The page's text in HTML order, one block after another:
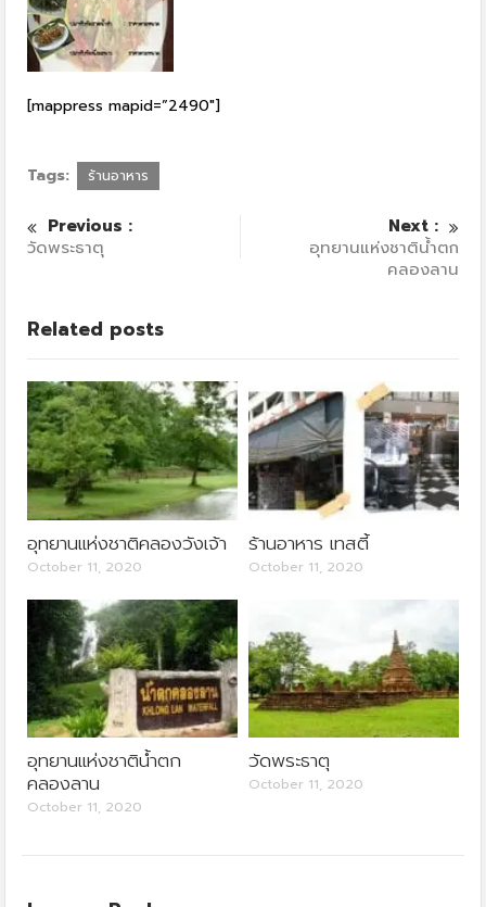
[mappress mapid=”2490″]
Tags: ร้านอาหาร
Previous :
วัดพระธาตุ
Next :
อุทยานแห่งชาติน้ำตก
คลองลาน
Related posts
อุทยานแห่งชาติคลองวังเจ้า
October 11, 2020
ร้านอาหาร เทสตี้
October 11, 2020
อุทยานแห่งชาติน้ำตก
คลองลาน
October 11, 2020
วัดพระธาตุ
October 11, 2020